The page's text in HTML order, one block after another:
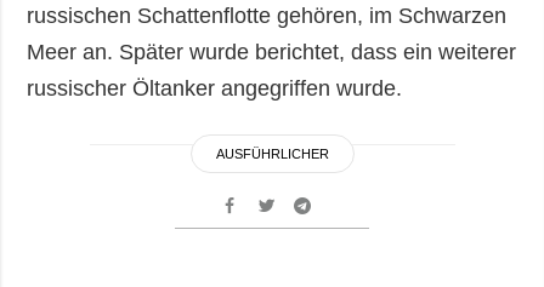
russischen Schattenflotte gehören, im Schwarzen
Meer an. Später wurde berichtet, dass ein weiterer
russischer Öltanker angegriffen wurde.
AUSFÜHRLICHER